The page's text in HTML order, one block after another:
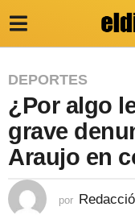
2
a
ñ
o
d
DEPORTES
¿Por algo
grave
Araujo en
por